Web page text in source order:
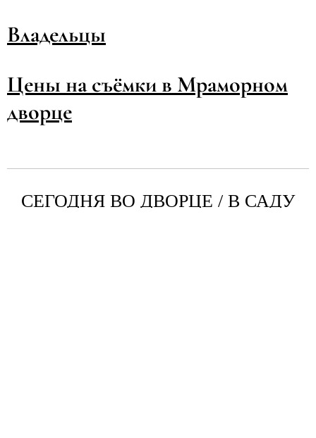
Владельцы
Цены на съёмки в Мраморном
дворце
СЕГОДНЯ ВО ДВОРЦЕ / В САДУ